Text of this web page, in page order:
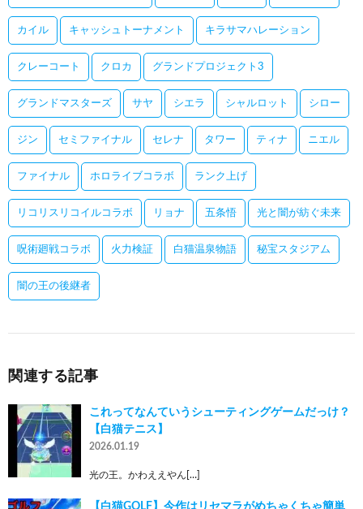
カイル キャッシュトーナメント キラサマハレーション
クレーコート クロカ グランドプロジェクト3
グランドマスターズ サヤ シエラ シャルロット シロー
ジン セミファイナル セレナ タワー ティナ ニエル
ファイナル ホロライブコラボ ランク上げ
リコリスリコイルコラボ リョナ 五条悟 光と闇が紡ぐ未来
呪術廻戦コラボ 火力検証 白猫温泉物語 秘宝スタジアム
闇の王の後継者
関連する記事
これってなんていうシューティングゲームだっけ？
【白猫テニス】
2026.01.19
光の王。かわええやん[…]
【白猫GOLF】今作はリセマラがめちゃくちゃ簡単